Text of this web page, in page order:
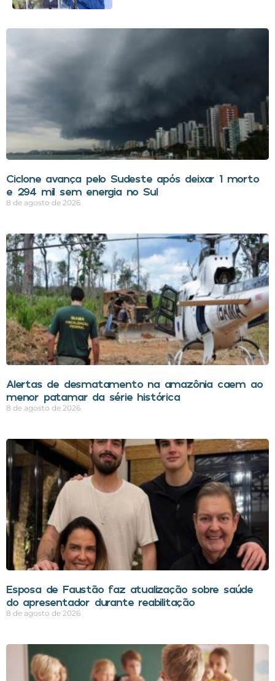
Ciclone avança pelo Sudeste após deixar 1 morto
e 294 mil sem energia no Sul
8 de agosto de 2026
Alertas de desmatamento na amazônia caem ao
menor patamar da série histórica
8 de agosto de 2026
Esposa de Faustão faz atualização sobre saúde
do apresentador durante reabilitação
8 de agosto de 2026